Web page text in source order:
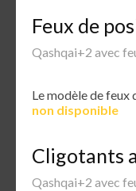
Feux de
Qashqai+2 avec
Le modèle de feux
non disponible
Cligotants
Qashqai+2 avec